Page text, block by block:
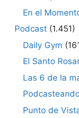
En el
Podcast (1.451)
Daily Gym
El Santo
Las 6 de la
Punto de